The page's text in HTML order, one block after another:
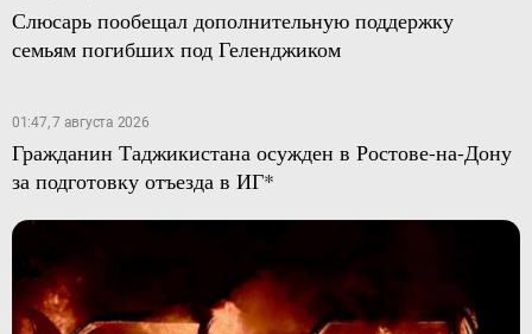
Слюсарь пообещал дополнительную поддержку
семьям погибших под Геленджиком
01:47, 7 августа 2026
Гражданин Таджикистана осужден в Ростове-на-Дону
за подготовку отъезда в ИГ*